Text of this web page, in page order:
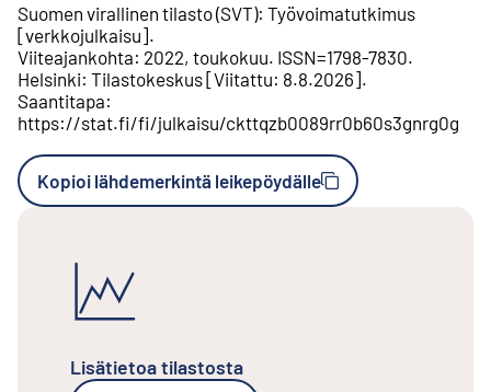
Suomen virallinen tilasto (SVT): Työvoimatutkimus
[verkkojulkaisu].
Viiteajankohta: 2022, toukokuu. ISSN=1798-7830.
Helsinki: Tilastokeskus[Viitattu: 8.8.2026].
Saantitapa:
https://stat.fi/fi/julkaisu/ckttqzb0089rr0b60s3gnrg0g
Kopioi lähdemerkintä leikepöydälle
Lisätietoa tilastosta